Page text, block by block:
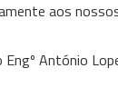
aos
António